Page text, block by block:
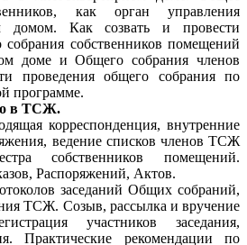
как орган управления
домом. Как созвать и провести
собрания собственников помещений
доме и Общего собрания членов
проведения общего собрания по
программе.
в ТСЖ.
корреспонденция, внутренние
ведение списков членов ТСЖ
собственников помещений.
Распоряжений, Актов.
заседаний Общих собраний,
ТСЖ. Созыв, рассылка и вручение
участников заседания,
Практические рекомендации по